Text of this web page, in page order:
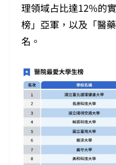
理領域占比達12%的
榜」亞軍，以及「醫
名。